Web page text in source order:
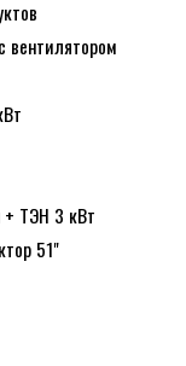
вентилятором
+ ТЭН 3 кВт
51"